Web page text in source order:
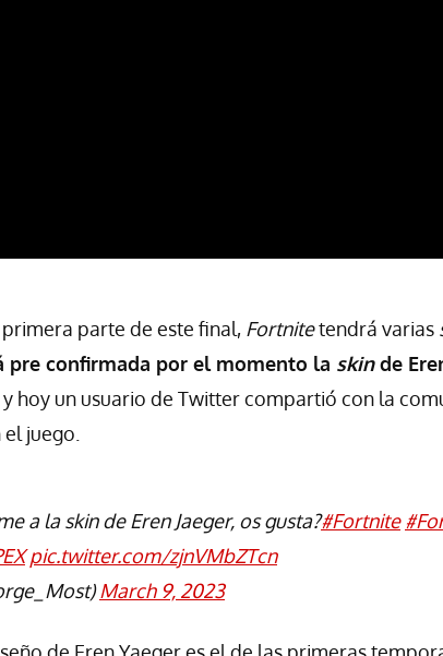
parte de este final, Fortnitetendrá varias
pre confirmada por el momento la skinde
y hoy un usuario de Twitter compartió con la
juego.
a la skin de Eren Jaeger, os gusta?#Fortnite
pic.twitter.com/zjnVMbZTcn
March 9, 2023